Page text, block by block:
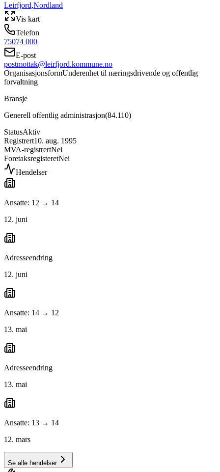
Leirfjord,Nordland
Vis kart
Telefon
75074 000
E-post
postmottak@leirfjord.kommune.no
OrganisasjonsformUnderenhet til næringsdrivende og offentlig
forvaltning
Bransje
Generell offentlig administrasjon(84.110)
StatusAktiv
Registrert10. aug. 1995
MVA-registrertNei
ForetaksregisteretNei
Hendelser
Ansatte: 12 → 14
12. juni
Adresseendring
12. juni
Ansatte: 14 → 12
13. mai
Adresseendring
13. mai
Ansatte: 13 → 14
12. mars
Se alle hendelser